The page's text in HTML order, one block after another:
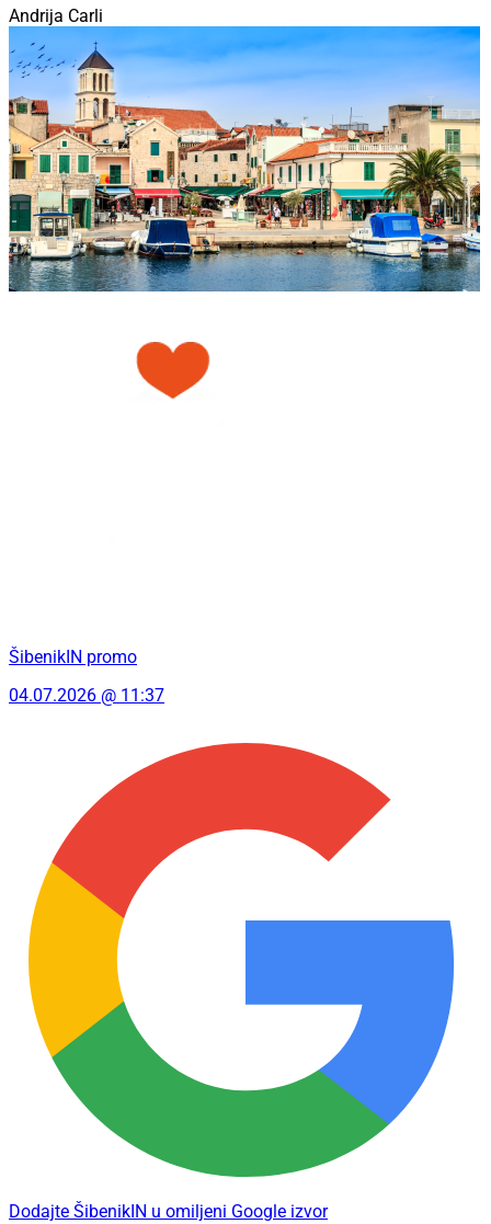
Andrija Carli
ŠibenikIN promo
04.07.2026 @ 11:37
Dodajte ŠibenikIN u omiljeni Google izvor